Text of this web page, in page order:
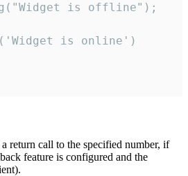
is offline");
is online')
return call to the specified number, if
feature is configured and the